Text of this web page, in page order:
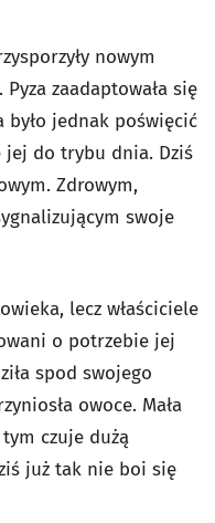
nowym
zaadaptowała się
było jednak poświęcić
jej do trybu dnia. Dziś
Zdrowym,
swoje
lecz właściciele
o potrzebie jej
spod swojego
owoce. Mała
czuje dużą
już tak nie boi się